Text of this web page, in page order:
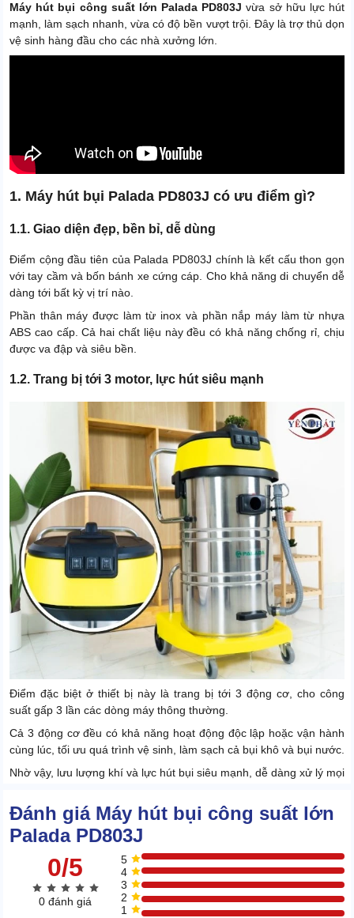
1 đầu chổi tròn
Chức năng
Hút khô / hút nước và các bụi
bẩn công nghiệp
Máy hút bụi công suất lớn Palada PD803J vừa sở hữu lực hút
mạnh, làm sạch nhanh, vừa có độ bền vượt trội. Đây là trợ thủ dọn
vệ sinh hàng đầu cho các nhà xưởng lớn.
1. Máy hút bụi Palada PD803J có ưu điểm gì?
1.1. Giao diện đẹp, bền bỉ, dễ dùng
Điểm cộng đầu tiên của Palada PD803J chính là kết cấu thon gọn
với tay cầm và bốn bánh xe cứng cáp. Cho khả năng di chuyển dễ
dàng tới bất kỳ vị trí nào.
Phần thân máy được làm từ inox và phần nắp máy làm từ nhựa
ABS cao cấp. Cả hai chất liệu này đều có khả năng chống rỉ, chịu
được va đập và siêu bền.
1.2. Trang bị tới 3 motor, lực hút siêu mạnh
Điểm đặc biệt ở thiết bị này là trang bị tới 3 động cơ, cho công
suất gấp 3 lần các dòng máy thông thường.
Cả 3 động cơ đều có khả năng hoạt động độc lập hoặc vận hành
cùng lúc, tối ưu quá trình vệ sinh, làm sạch cả bụi khô và bụi nước.
Nhờ vậy, lưu lượng khí và lực hút bụi siêu mạnh, dễ dàng xử lý mọi
1.3. Công suất cực khủng, hút bụi nhanh
Tổng công suất vận hành lên đến 4500W, cho khả năng làm sạch
bụi bẩn cực nhanh. Giúp tối ưu công sức, nhân công, thời gian dọn
Đầu hút và phụ kiện đi kèm đa dạng, bao gồm đầu hút bụi, hút
Đánh giá Máy hút bụi công suất lớn
Palada PD803J
0/5
0 đánh giá
5
4
3
2
1